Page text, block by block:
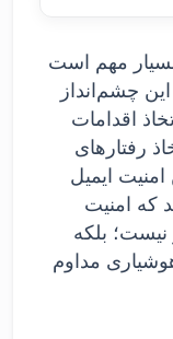
مهم است
چشم‌انداز
اقدامات
رفتارهای
ایمیل
که امنیت
بلکه
مداوم